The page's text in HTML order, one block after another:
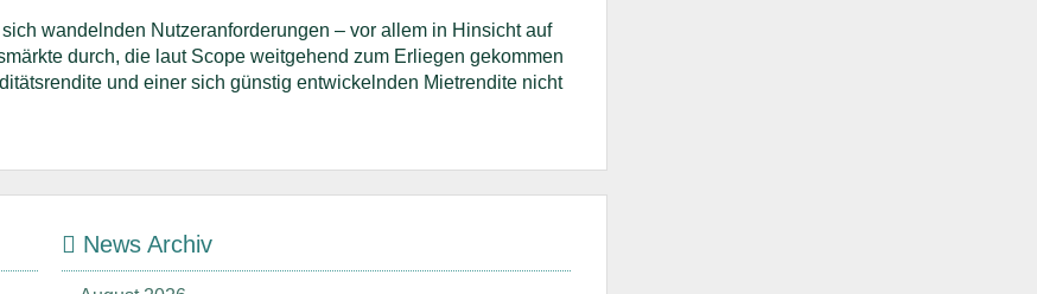
wandelnden Nutzeranforderungen – vor allem in Hinsicht auf
durch, die laut Scope weitgehend zum Erliegen gekommen
und einer sich günstig entwickelnden Mietrendite nicht
News Archiv